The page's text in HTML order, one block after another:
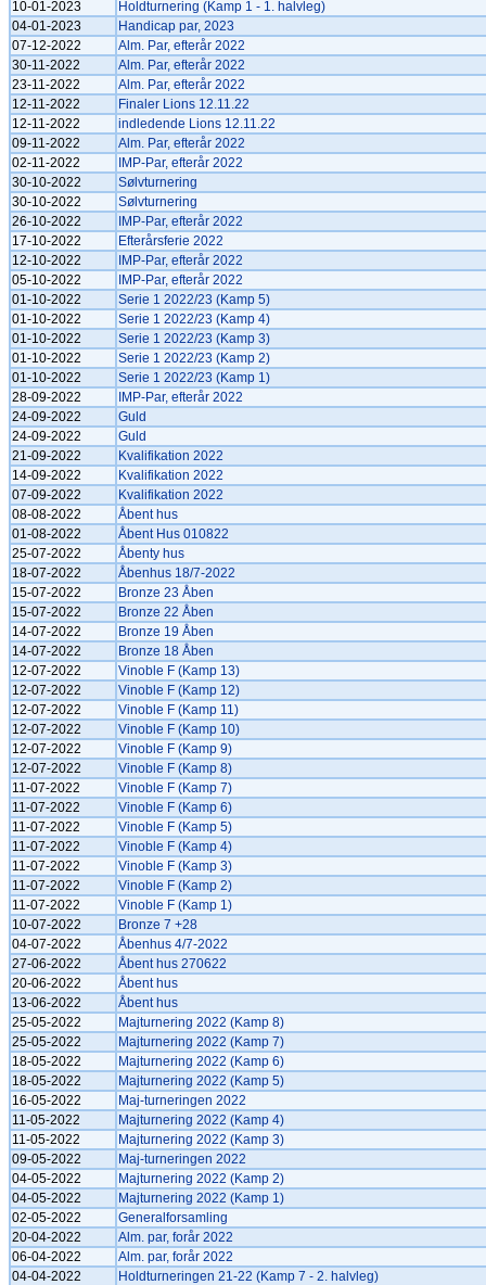
10-01-2023
Holdturnering (Kamp 1 - 1. halvleg)
04-01-2023
Handicap par, 2023
07-12-2022
Alm. Par, efterår 2022
30-11-2022
Alm. Par, efterår 2022
23-11-2022
Alm. Par, efterår 2022
12-11-2022
Finaler Lions 12.11.22
12-11-2022
indledende Lions 12.11.22
09-11-2022
Alm. Par, efterår 2022
02-11-2022
IMP-Par, efterår 2022
30-10-2022
Sølvturnering
30-10-2022
Sølvturnering
26-10-2022
IMP-Par, efterår 2022
17-10-2022
Efterårsferie 2022
12-10-2022
IMP-Par, efterår 2022
05-10-2022
IMP-Par, efterår 2022
01-10-2022
Serie 1 2022/23 (Kamp 5)
01-10-2022
Serie 1 2022/23 (Kamp 4)
01-10-2022
Serie 1 2022/23 (Kamp 3)
01-10-2022
Serie 1 2022/23 (Kamp 2)
01-10-2022
Serie 1 2022/23 (Kamp 1)
28-09-2022
IMP-Par, efterår 2022
24-09-2022
Guld
24-09-2022
Guld
21-09-2022
Kvalifikation 2022
14-09-2022
Kvalifikation 2022
07-09-2022
Kvalifikation 2022
08-08-2022
Åbent hus
01-08-2022
Åbent Hus 010822
25-07-2022
Åbenty hus
18-07-2022
Åbenhus 18/7-2022
15-07-2022
Bronze 23 Åben
15-07-2022
Bronze 22 Åben
14-07-2022
Bronze 19 Åben
14-07-2022
Bronze 18 Åben
12-07-2022
Vinoble F (Kamp 13)
12-07-2022
Vinoble F (Kamp 12)
12-07-2022
Vinoble F (Kamp 11)
12-07-2022
Vinoble F (Kamp 10)
12-07-2022
Vinoble F (Kamp 9)
12-07-2022
Vinoble F (Kamp 8)
11-07-2022
Vinoble F (Kamp 7)
11-07-2022
Vinoble F (Kamp 6)
11-07-2022
Vinoble F (Kamp 5)
11-07-2022
Vinoble F (Kamp 4)
11-07-2022
Vinoble F (Kamp 3)
11-07-2022
Vinoble F (Kamp 2)
11-07-2022
Vinoble F (Kamp 1)
10-07-2022
Bronze 7 +28
04-07-2022
Åbenhus 4/7-2022
27-06-2022
Åbent hus 270622
20-06-2022
Åbent hus
13-06-2022
Åbent hus
25-05-2022
Majturnering 2022 (Kamp 8)
25-05-2022
Majturnering 2022 (Kamp 7)
18-05-2022
Majturnering 2022 (Kamp 6)
18-05-2022
Majturnering 2022 (Kamp 5)
16-05-2022
Maj-turneringen 2022
11-05-2022
Majturnering 2022 (Kamp 4)
11-05-2022
Majturnering 2022 (Kamp 3)
09-05-2022
Maj-turneringen 2022
04-05-2022
Majturnering 2022 (Kamp 2)
04-05-2022
Majturnering 2022 (Kamp 1)
02-05-2022
Generalforsamling
20-04-2022
Alm. par, forår 2022
06-04-2022
Alm. par, forår 2022
04-04-2022
Holdturneringen 21-22 (Kamp 7 - 2. halvleg)